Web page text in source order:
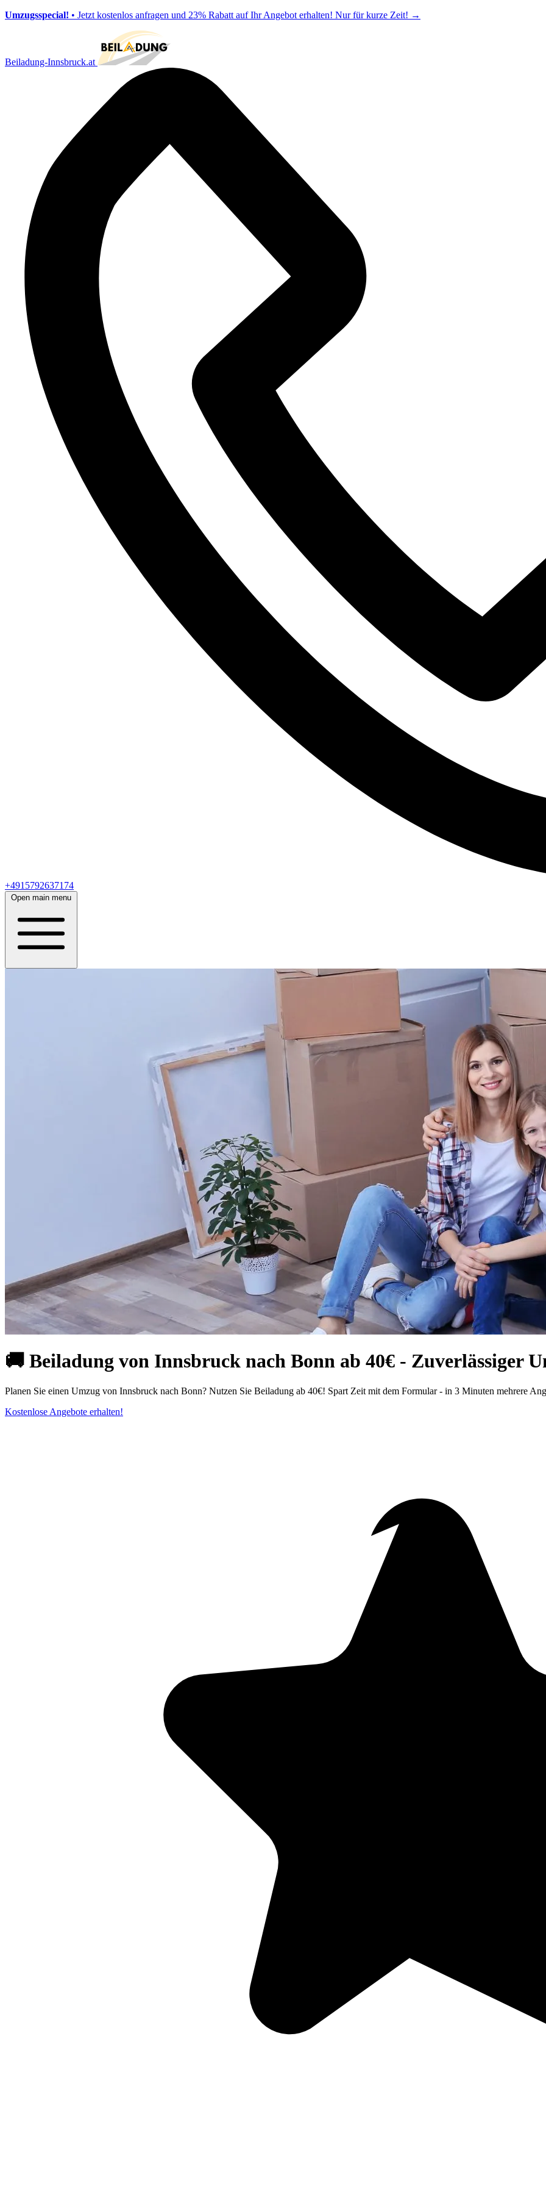
Umzugsspecial! • Jetzt kostenlos anfragen und 23% Rabatt auf Ihr Angebot erhalten! Nur für kurze Zeit! →
Beiladung-Innsbruck.at
+4915792637174
Open main menu
🚚 Beiladung von Innsbruck nach Bonn ab 40€ - Zuverlässiger
Planen Sie einen Umzug von Innsbruck nach Bonn? Nutzen Sie Beiladung ab 40€! Spart Zeit mit dem Formular - in 3 Minuten mehrere
Kostenlose Angebote erhalten!